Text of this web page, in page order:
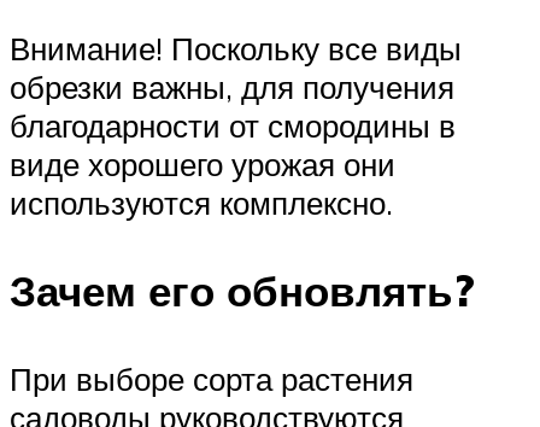
Внимание! Поскольку все виды
обрезки важны, для получения
благодарности от смородины в
виде хорошего урожая они
используются комплексно.
Зачем его обновлять?
При выборе сорта растения
садоводы руководствуются